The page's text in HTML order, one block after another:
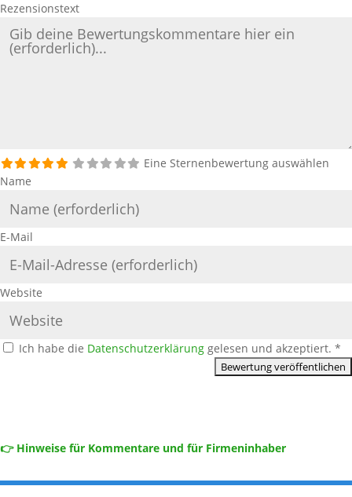
Rezensionstext
Eine Sternenbewertung auswählen
Name
E-Mail
Website
Ich habe die Datenschutzerklärung gelesen und akzeptiert. *
👉 Hinweise für Kommentare und für Firmeninhaber